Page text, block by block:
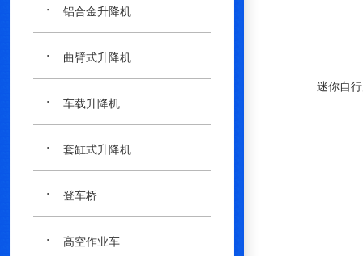
· 铝合金升降机
· 曲臂式升降机
· 车载升降机
· 套缸式升降机
· 登车桥
· 高空作业车
迷你自